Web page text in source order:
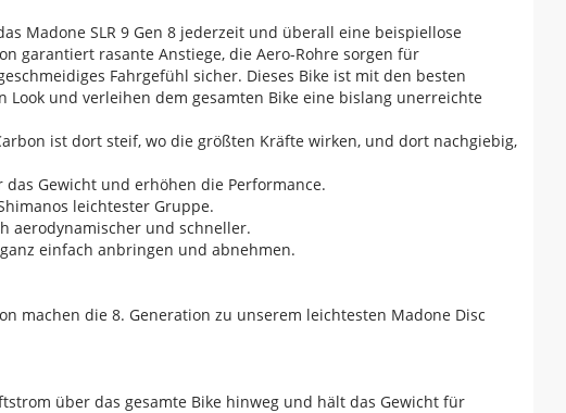
Madone SLR 9 Gen 8 jederzeit und überall eine beispiellose
garantiert rasante Anstiege, die Aero-Rohre sorgen für
Fahrgefühl sicher. Dieses Bike ist mit den besten
und verleihen dem gesamten Bike eine bislang unerreichte
ist dort steif, wo die größten Kräfte wirken, und dort nachgiebig,
Gewicht und erhöhen die Performance.
leichtester Gruppe.
aerodynamischer und schneller.
einfach anbringen und abnehmen.
machen die 8. Generation zu unserem leichtesten Madone Disc
über das gesamte Bike hinweg und hält das Gewicht für